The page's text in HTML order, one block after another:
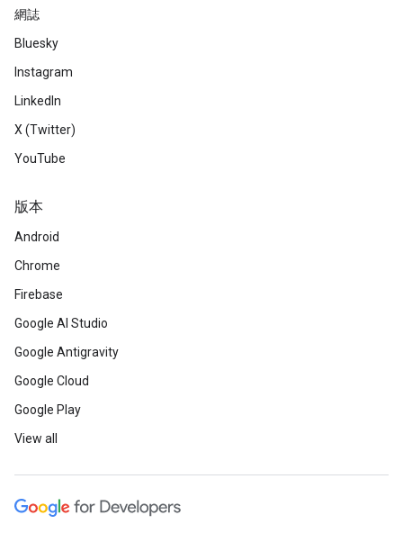
網誌
Bluesky
Instagram
LinkedIn
X (Twitter)
YouTube
版本
Android
Chrome
Firebase
Google AI Studio
Google Antigravity
Google Cloud
Google Play
View all